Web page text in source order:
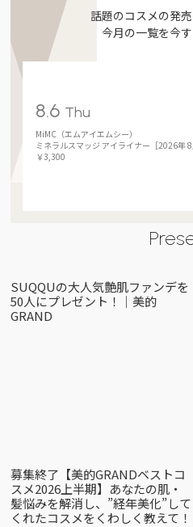
話題のコスメの発
今月の一覧を今
8.6 Thu
MiMC（エムアイエムシー）
ミネラルスマッジ アイライナー［2026年 8
￥3,300
SUQQUの大人気艶肌ファンデを
50人にプレゼント！｜美的
GRAND
募集終了【美的GRANDベストコ
スメ2026上半期】あなたの肌・
髪悩みを解消し、”経年美化”して
くれたコスメをくわしく教えて！